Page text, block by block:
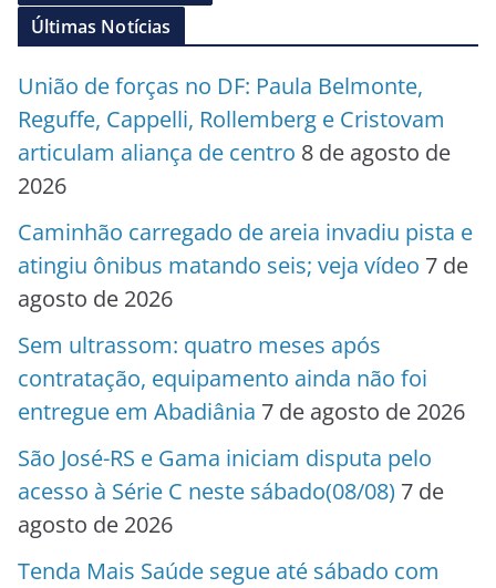
Últimas Notícias
União de forças no DF: Paula Belmonte,
Reguffe, Cappelli, Rollemberg e Cristovam
articulam aliança de centro 8 de agosto de
2026
Caminhão carregado de areia invadiu pista e
atingiu ônibus matando seis; veja vídeo 7 de
agosto de 2026
Sem ultrassom: quatro meses após
contratação, equipamento ainda não foi
entregue em Abadiânia 7 de agosto de 2026
São José-RS e Gama iniciam disputa pelo
acesso à Série C neste sábado(08/08) 7 de
agosto de 2026
Tenda Mais Saúde segue até sábado com